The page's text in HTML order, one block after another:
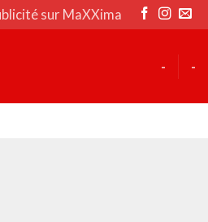
sur MaXXima
- -